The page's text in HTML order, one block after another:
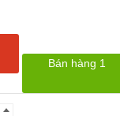
Bán hàng 1